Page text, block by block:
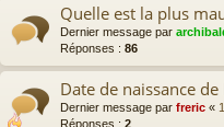
Quelle est la plus
Dernier message par
Réponses : 86
Date de naissance
Dernier message par freric «
Réponses : 2